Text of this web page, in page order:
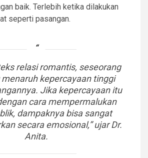
baik. Terlebih ketika dilakukan
seperti pasangan.
relasi romantis, seseorang
kepercayaan tinggi
Jika kepercayaan itu
cara mempermalukan
dampaknya bisa sangat
secara emosional,” ujar Dr.
Anita.